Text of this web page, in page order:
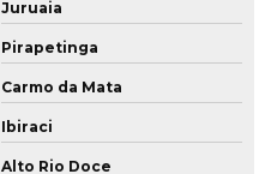
Juruaia
Pirapetinga
Carmo da Mata
Ibiraci
Alto Rio Doce